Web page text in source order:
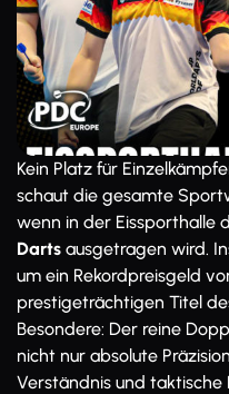
Kein Platz für
schaut die gesamte
wenn in der Eissporthalle
Darts ausgetragen wird.
um ein Rekordpreisgeld
prestigeträchtigen Titel
Besondere: Der reine
nicht nur absolute
Verständnis und taktische